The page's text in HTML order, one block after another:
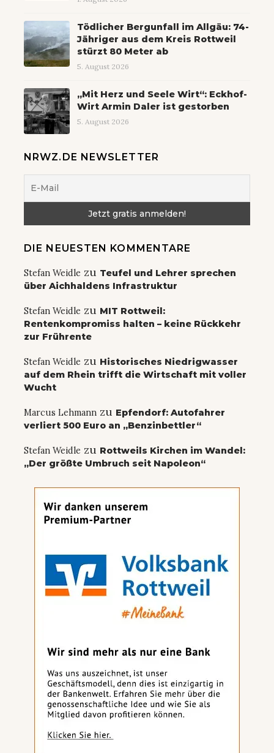
Tödlicher Bergunfall im Allgäu: 74-
Jähriger aus dem Kreis Rottweil
stürzt 80 Meter ab
5. August 2026
„Mit Herz und Seele Wirt“: Eckhof-
Wirt Armin Daler ist gestorben
5. August 2026
NRWZ.DE NEWSLETTER
DIE NEUESTEN KOMMENTARE
Stefan Weidle zu Teufel und Lehrer sprechen
über Aichhaldens Infrastruktur
Stefan Weidle zu MIT Rottweil:
Rentenkompromiss halten – keine Rückkehr
zur Frührente
Stefan Weidle zu Historisches Niedrigwasser
auf dem Rhein trifft die Wirtschaft mit voller
Wucht
Marcus Lehmann zu Epfendorf: Autofahrer
verliert 500 Euro an „Benzinbettler“
Stefan Weidle zu Rottweils Kirchen im Wandel:
„Der größte Umbruch seit Napoleon“